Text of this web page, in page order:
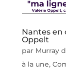
Nantes en
Oppelt
par Murray
à la une,